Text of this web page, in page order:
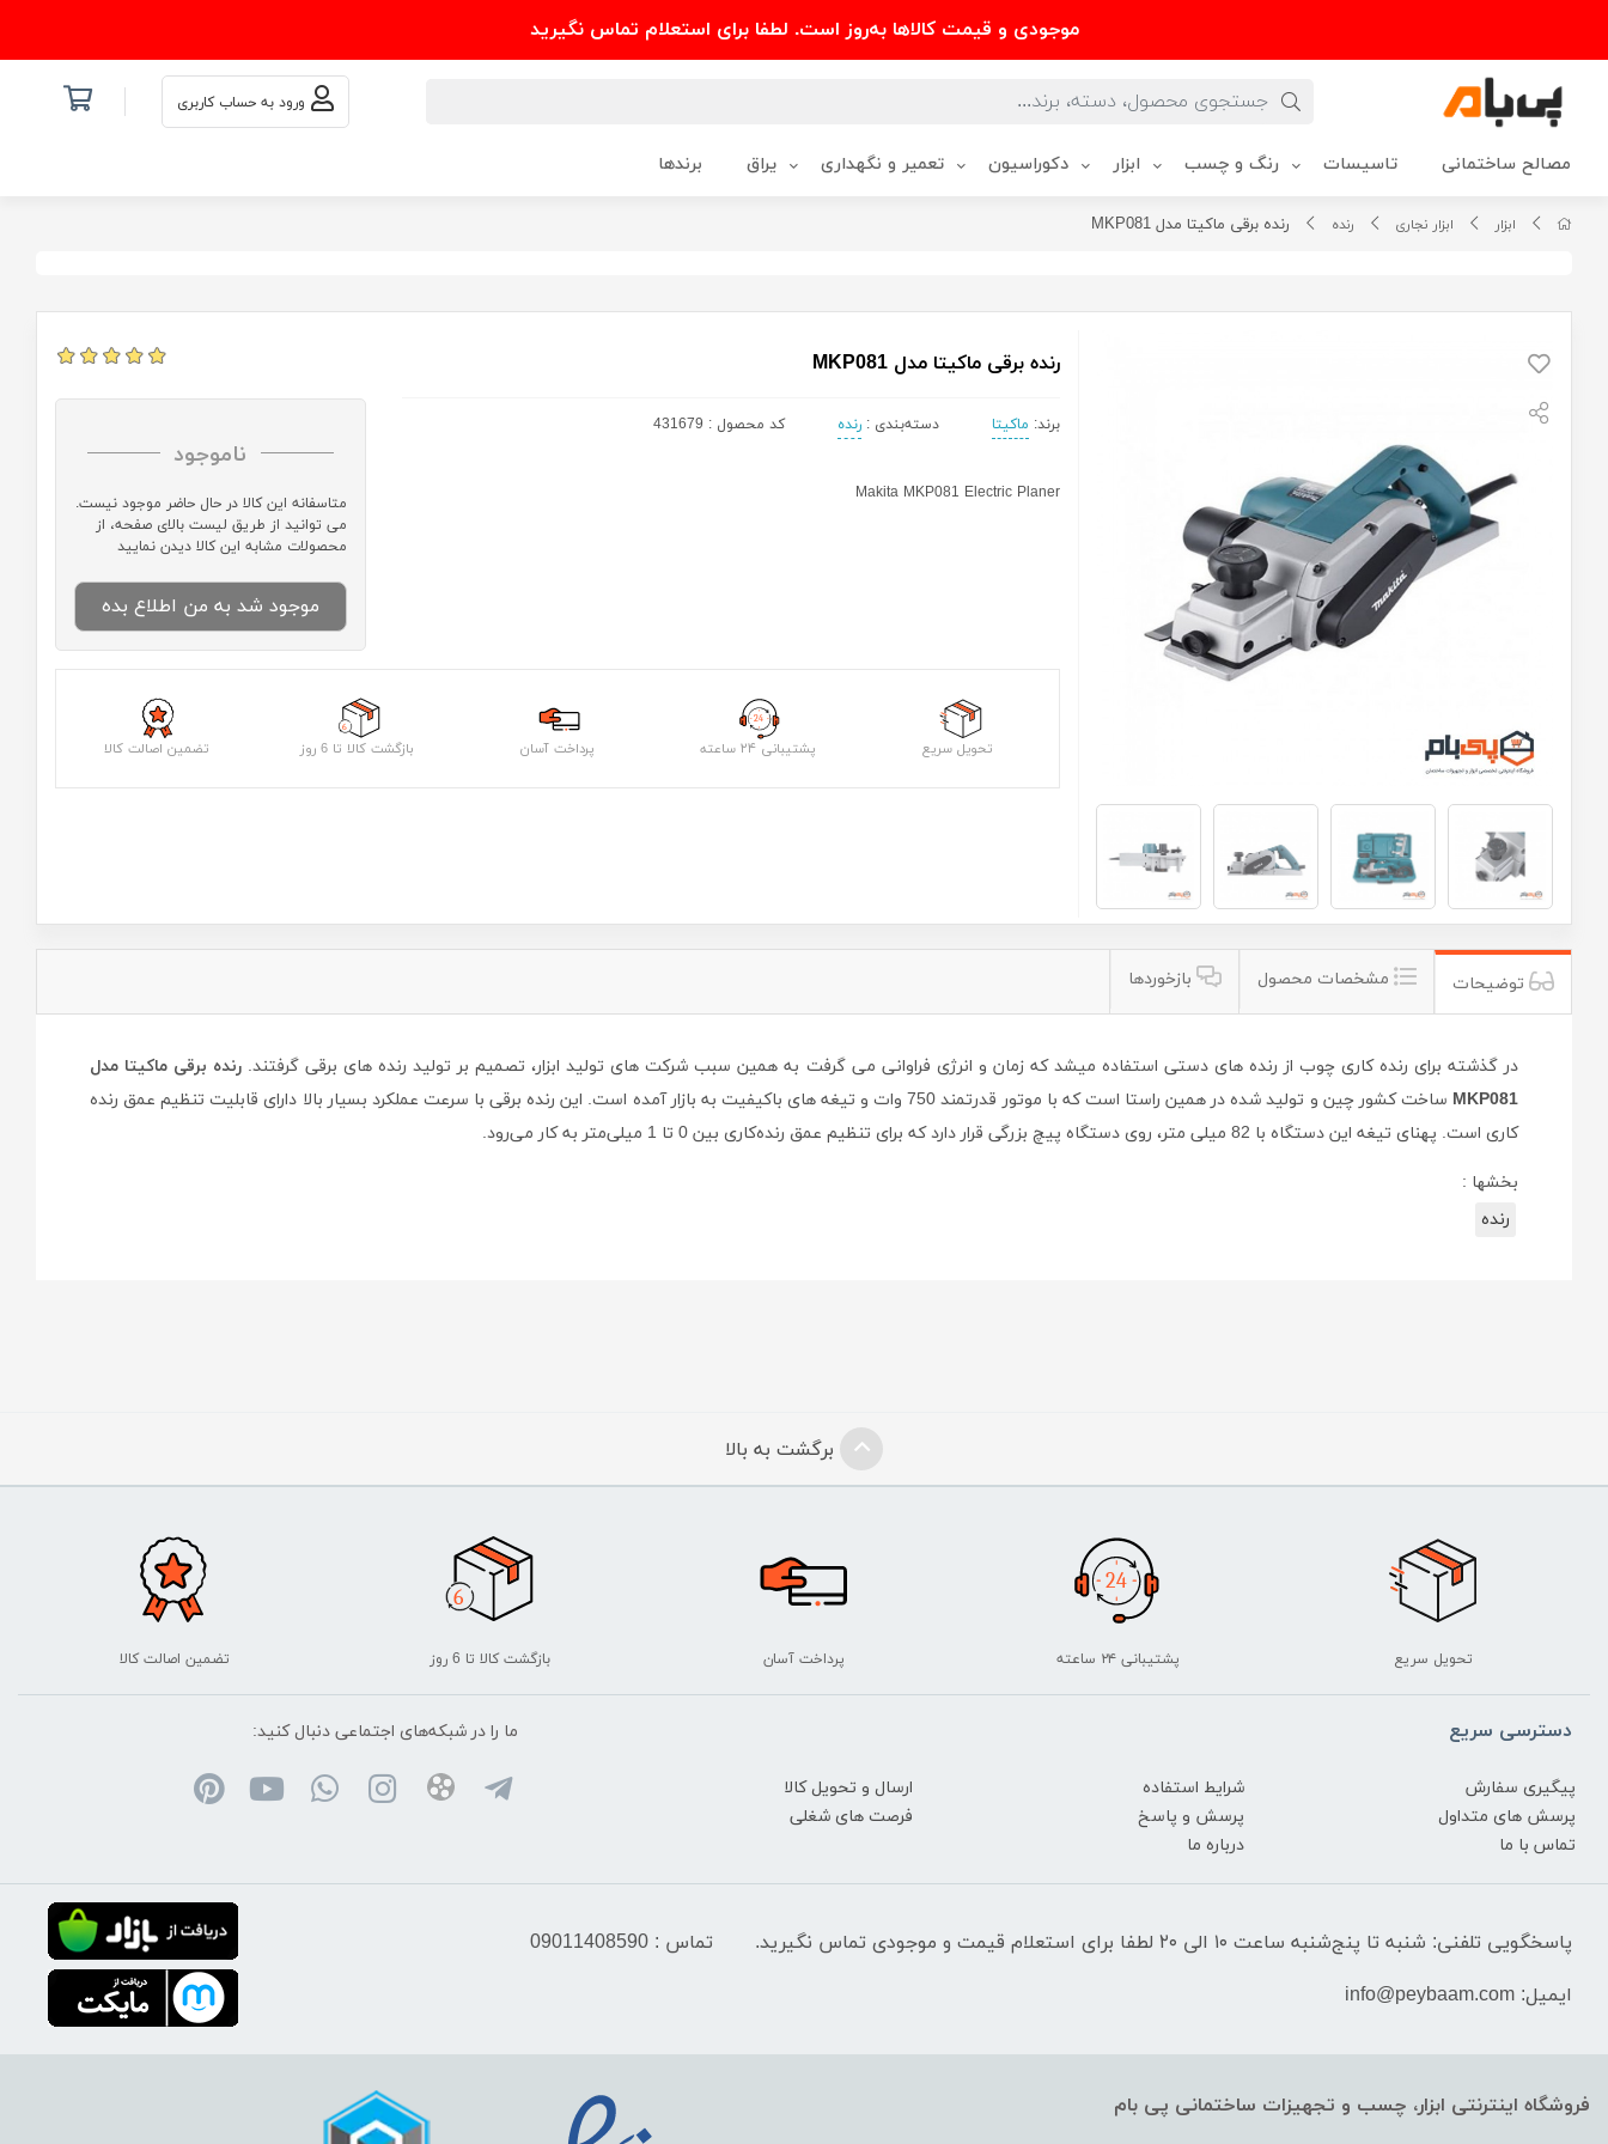
موجودی و قیمت کالاها به‌روز است. لطفا برای استعلام تماس نگیرید
ورود به حساب کاربری
مصالح ساختمانی تاسیسات رنگ و چسب ابزار دکوراسیون تعمیر و نگهداری یراق برندها
ابزار ابزار نجاری رنده رنده برقی ماکیتا مدل MKP081
رنده برقی ماکیتا مدل MKP081
برند: ماکیتا دسته‌بندی :رنده کد محصول : 431679
Makita MKP081 Electric Planer
ناموجود
متاسفانه این کالا در حال حاضر موجود نیست.
می توانید از طریق لیست بالای صفحه، از
محصولات مشابه این کالا دیدن نمایید
موجود شد به من اطلاع بده
تحویل سریع پشتیبانی ۲۴ ساعته پرداخت آسان بازگشت کالا تا 6 روز تضمین اصالت کالا
توضیحات مشخصات محصول بازخوردها
در گذشته برای رنده کاری چوب از رنده های دستی استفاده میشد که زمان و انرژی فراوانی می گرفت به همین سبب شرکت های تولید ابزار، تصمیم بر تولید رنده های برقی گرفتند. رنده برقی ماکیتا مدل
MKP081
ساخت کشور چین و تولید شده در همین راستا است که با موتور قدرتمند 750 وات و تیغه های باکیفیت به بازار آمده است. این رنده برقی با سرعت عملکرد بسیار بالا دارای قابلیت تنظیم عمق رنده
کاری است. پهنای تیغه این دستگاه با 82 میلی متر، روی دستگاه پیچ بزرگی قرار دارد که برای تنظیم عمق رنده‌کاری بین 0 تا 1 میلی‌متر به کار می‌رود.
بخشها :
رنده
برگشت به بالا
تحویل سریع پشتیبانی ۲۴ ساعته پرداخت آسان بازگشت کالا تا 6 روز تضمین اصالت کالا
دسترسی سریع
پیگیری سفارش شرایط استفاده
ارسال و تحویل کالا
پرسش های متداول
پرسش و پاسخ
فرصت های شغلی
تماس با ما
درباره ما
ما را در شبکه‌های اجتماعی دنبال کنید:
پاسخگویی تلفنی: شنبه تا پنج‌شنبه ساعت ۱۰ الی ۲۰ لطفا برای استعلام قیمت‌ و موجودی تماس نگیرید.
تماس : 09011408590
ایمیل: info@peybaam.com
فروشگاه اینترنتی ابزار، چسب و تجهیزات ساختمانی پی بام